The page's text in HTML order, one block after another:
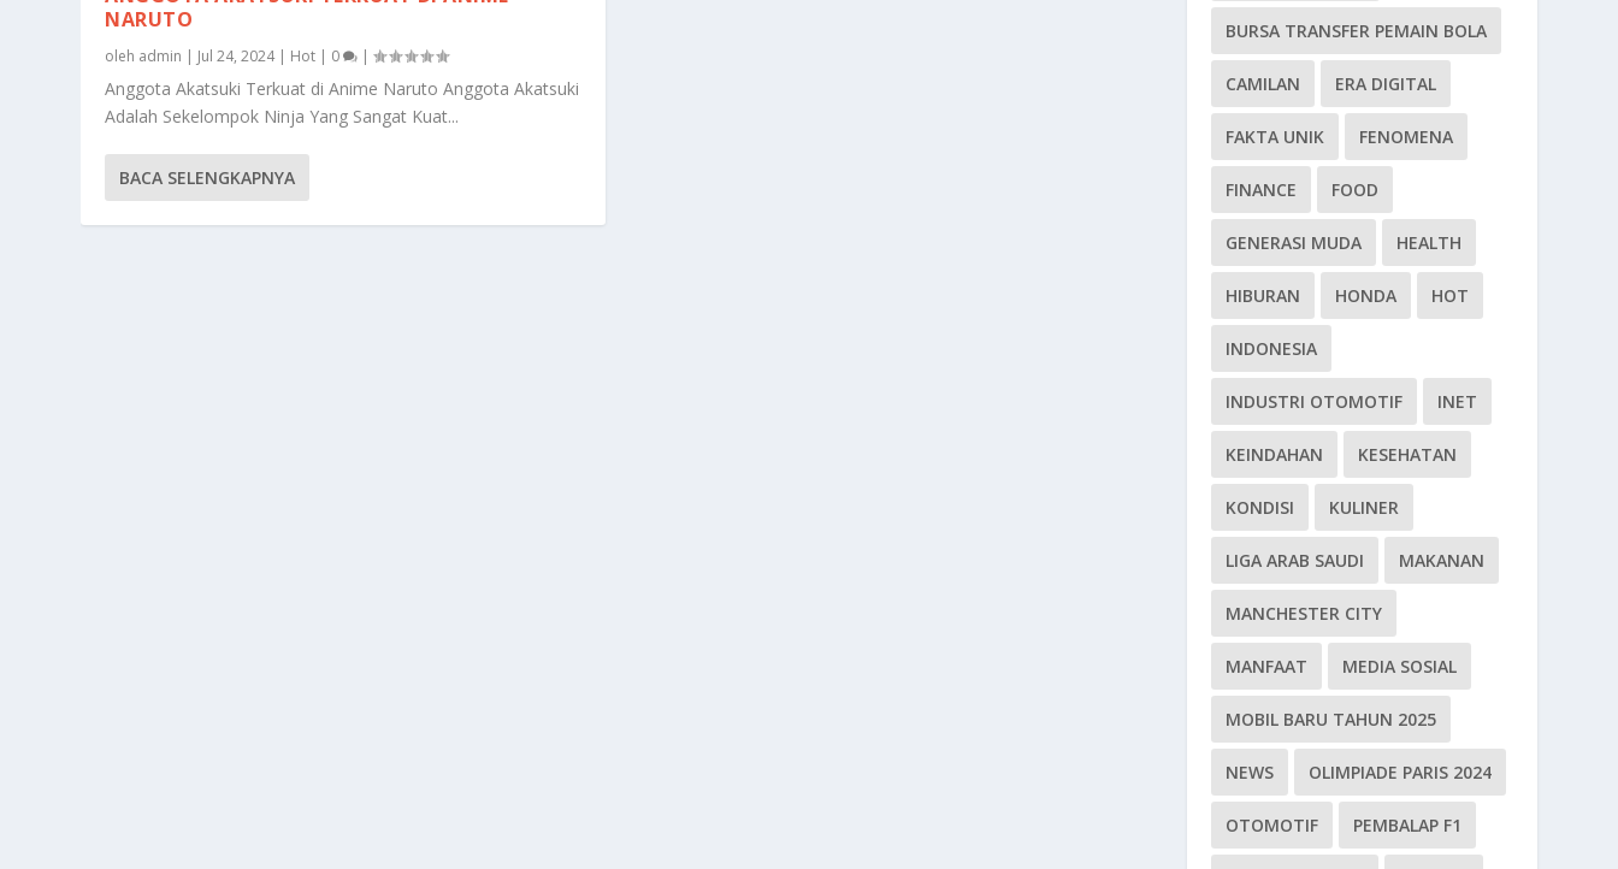
NARUTO
oleh admin | Jul 24, 2024| Hot | 0 |
Anggota Akatsuki Terkuat di Anime Naruto Anggota Akatsuki
Adalah Sekelompok Ninja Yang Sangat Kuat...
BACA SELENGKAPNYA
BURSA TRANSFER PEMAIN BOLA
CAMILAN ERA DIGITAL
FAKTA UNIK FENOMENA
FINANCE FOOD
GENERASI MUDA HEALTH
HIBURAN HONDA HOT
INDONESIA
INDUSTRI OTOMOTIF INET
KEINDAHAN KESEHATAN
KONDISI KULINER
LIGA ARAB SAUDI MAKANAN
MANCHESTER CITY
MANFAAT MEDIA SOSIAL
MOBIL BARU TAHUN 2025
NEWS OLIMPIADE PARIS 2024
OTOMOTIF PEMBALAP F1